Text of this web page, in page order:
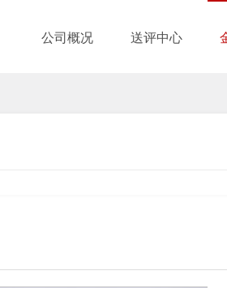
公司概况 送评中心